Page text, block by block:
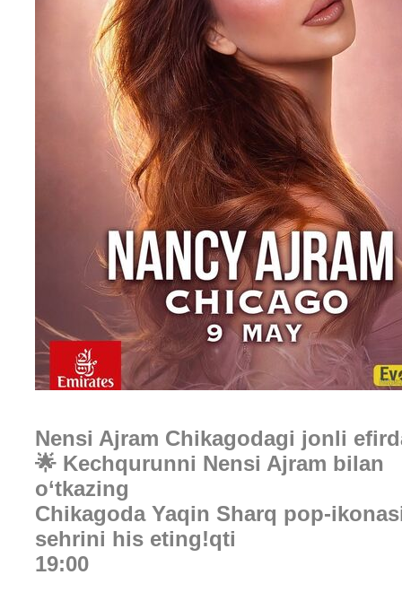
Nensi Ajram Chikagodagi jonli
🌟 Kechqurunni Nensi Ajram bilan
o‘tkazing
Chikagoda Yaqin Sharq pop-
sehrini his eting!qti
19:00